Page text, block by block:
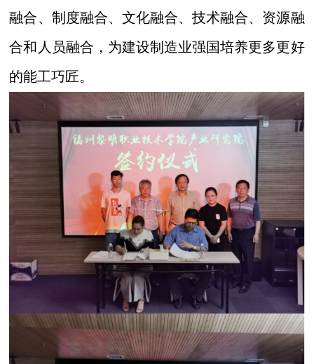
融合、制度融合、文化融合、技术融合、资源融
合和人员融合，为建设制造业强国培养更多更好
的能工巧匠。